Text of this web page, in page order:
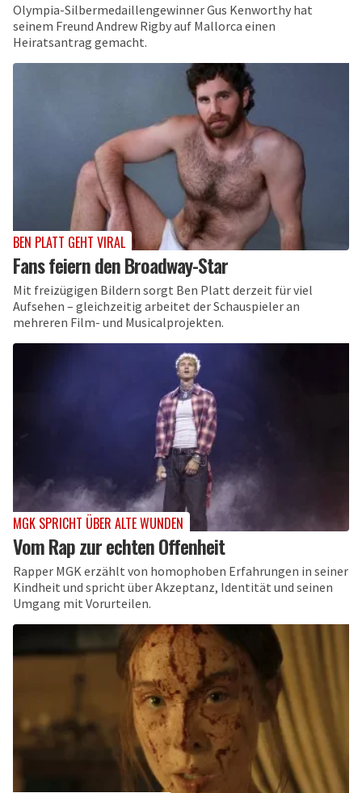
Olympia-Silbermedaillengewinner Gus Kenworthy hat
seinem Freund Andrew Rigby auf Mallorca einen
Heiratsantrag gemacht.
BEN PLATT GEHT VIRAL
Fans feiern den Broadway-Star
Mit freizügigen Bildern sorgt Ben Platt derzeit für viel
Aufsehen – gleichzeitig arbeitet der Schauspieler an
mehreren Film- und Musicalprojekten.
MGK SPRICHT ÜBER ALTE WUNDEN
Vom Rap zur echten Offenheit
Rapper MGK erzählt von homophoben Erfahrungen in seiner
Kindheit und spricht über Akzeptanz, Identität und seinen
Umgang mit Vorurteilen.